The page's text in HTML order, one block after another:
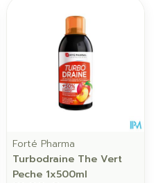
Forté Pharma
Turbodraine The Vert
Peche 1x500ml